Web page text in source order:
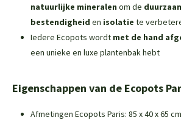
natuurlijke mineralen om de
bestendigheid en isolatie te
Iedere Ecopots wordt met de hand
een unieke en luxe plantenbak hebt
Eigenschappen van de Ecopots
Afmetingen Ecopots Paris: 85 x 40 x 65 cm